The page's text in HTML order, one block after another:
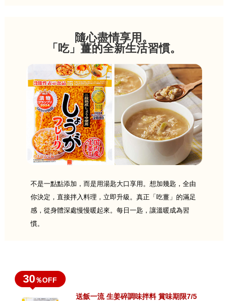
隨心盡情享用。
「吃」薑的全新生活習慣。
不是一點點添加，而是用湯匙大口享用。想加幾匙，全由
你決定，直接拌入料理，立即升級。真正「吃薑」的滿足
感，從身體深處慢慢暖起來。每日一匙，讓溫暖成為習
慣。
30％OFF
送飯一流 生姜碎調味拌料 賞味期限7/5